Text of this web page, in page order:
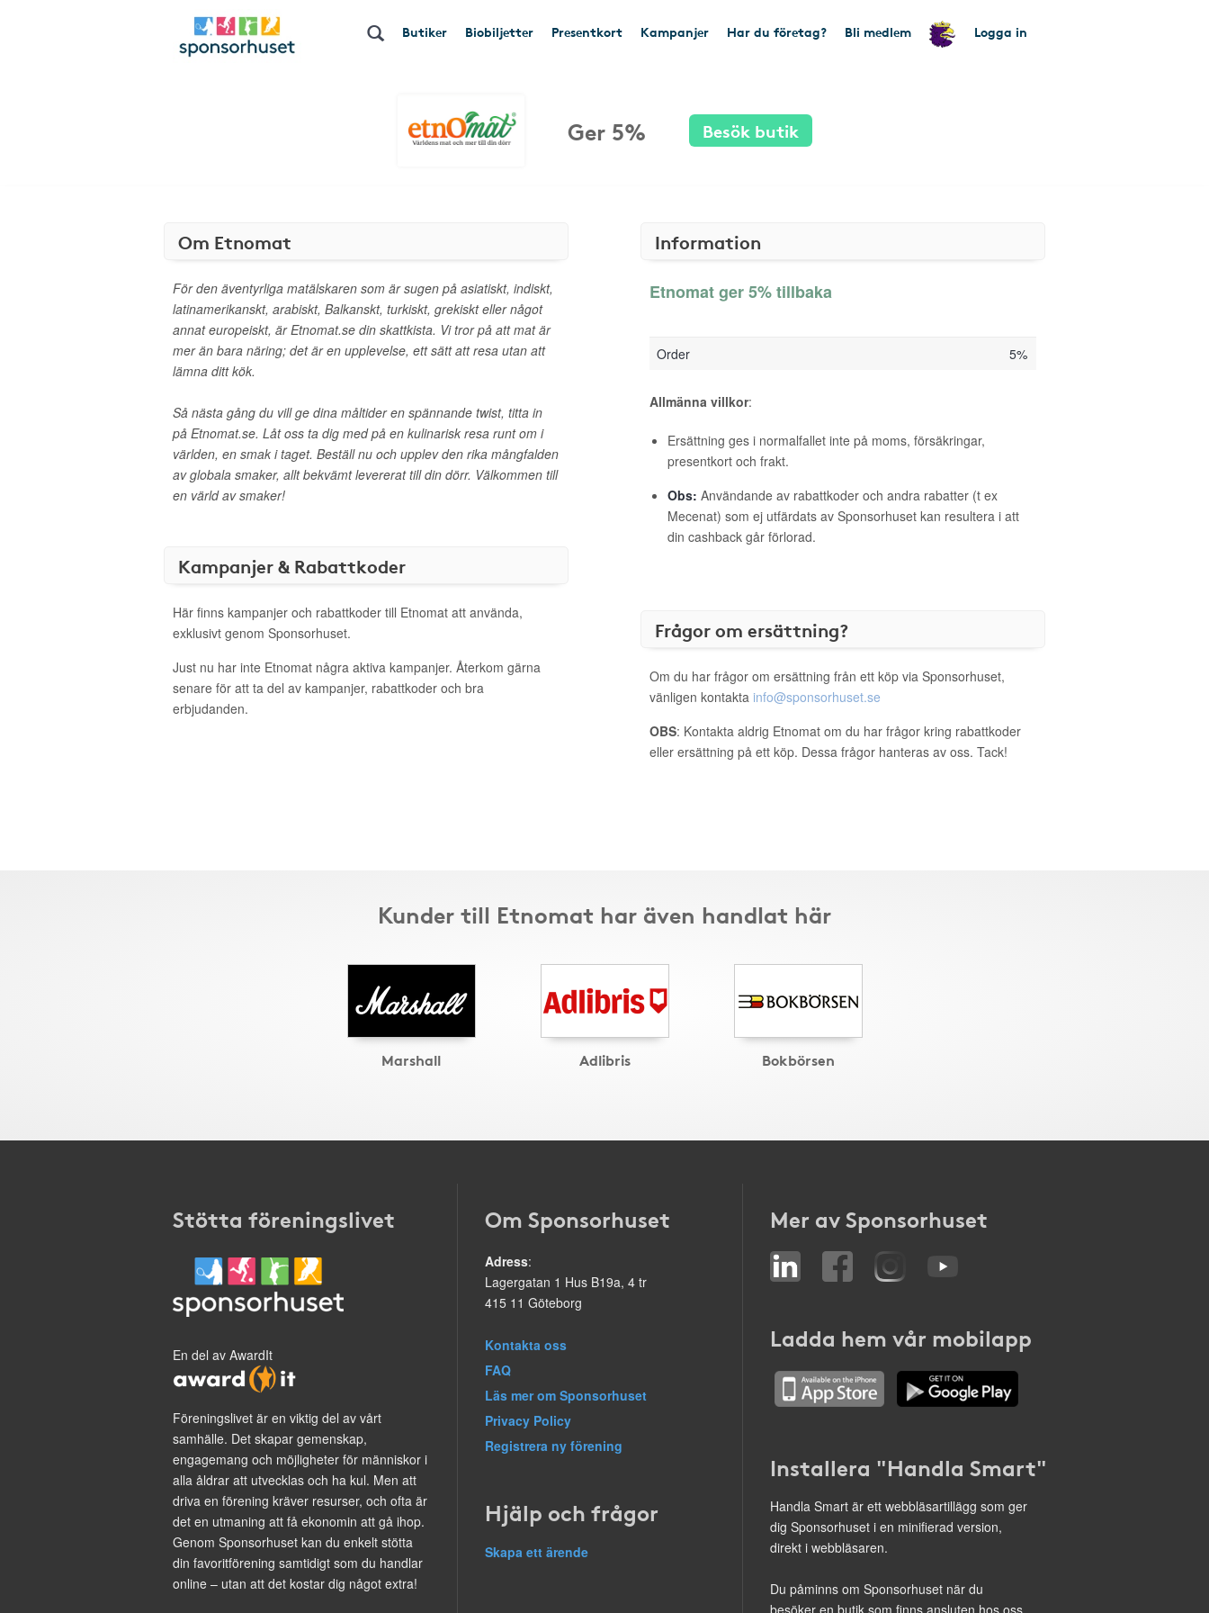
Butiker Biobiljetter Presentkort Kampanjer Har du företag? Bli medlem Logga in
Ger 5% Besök butik
Om Etnomat
För den äventyrliga matälskaren som är sugen på asiatiskt, indiskt,
latinamerikanskt, arabiskt, Balkanskt, turkiskt, grekiskt eller något
annat europeiskt, är Etnomat.se din skattkista. Vi tror på att mat är
mer än bara näring; det är en upplevelse, ett sätt att resa utan att
lämna ditt kök.
Så nästa gång du vill ge dina måltider en spännande twist, titta in
på Etnomat.se. Låt oss ta dig med på en kulinarisk resa runt om i
världen, en smak i taget. Beställ nu och upplev den rika mångfalden
av globala smaker, allt bekvämt levererat till din dörr. Välkommen till
en värld av smaker!
Kampanjer & Rabattkoder
Här finns kampanjer och rabattkoder till Etnomat att använda,
exklusivt genom Sponsorhuset.
Just nu har inte Etnomat några aktiva kampanjer. Återkom gärna
senare för att ta del av kampanjer, rabattkoder och bra
erbjudanden.
Information
Etnomat ger 5% tillbaka
Order 5%
Allmänna villkor:
Ersättning ges i normalfallet inte på moms, försäkringar,
presentkort och frakt.
Obs: Användande av rabattkoder och andra rabatter (t ex
Mecenat) som ej utfärdats av Sponsorhuset kan resultera i att
din cashback går förlorad.
Frågor om ersättning?
Om du har frågor om ersättning från ett köp via Sponsorhuset,
vänligen kontakta info@sponsorhuset.se
OBS: Kontakta aldrig Etnomat om du har frågor kring rabattkoder
eller ersättning på ett köp. Dessa frågor hanteras av oss. Tack!
Kunder till Etnomat har även handlat här
Marshall Adlibris Bokbörsen
Stötta föreningslivet
En del av AwardIt
Föreningslivet är en viktig del av vårt
samhälle. Det skapar gemenskap,
engagemang och möjligheter för människor i
alla åldrar att utvecklas och ha kul. Men att
driva en förening kräver resurser, och ofta är
det en utmaning att få ekonomin att gå ihop.
Genom Sponsorhuset kan du enkelt stötta
din favoritförening samtidigt som du handlar
online – utan att det kostar dig något extra!
Om Sponsorhuset
Adress:
Lagergatan 1 Hus B19a, 4 tr
415 11 Göteborg
Kontakta oss
FAQ
Läs mer om Sponsorhuset
Privacy Policy
Registrera ny förening
Hjälp och frågor
Skapa ett ärende
Mer av Sponsorhuset
Ladda hem vår mobilapp
Installera "Handla Smart"
Handla Smart är ett webbläsartillägg som ger
dig Sponsorhuset i en minifierad version,
direkt i webbläsaren.
Du påminns om Sponsorhuset när du